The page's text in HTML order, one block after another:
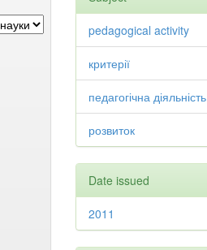
pedagogical activity
критерії
педагогічна діяльність
розвиток
Date issued
2011